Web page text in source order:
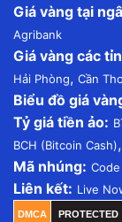
Giá vàng tại
Agribank
Giá vàng các
Hải Phòng, Cần
Biểu đồ giá
Tỷ giá tiền ảo:
BCH (Bitcoin Cash),
Mã nhúng:
Liên kết: Live
DMCA PROTECTED